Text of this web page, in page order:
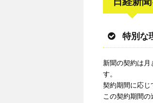
特別な
新聞の契約は
す。
契約期間に応じ
この契約期間の